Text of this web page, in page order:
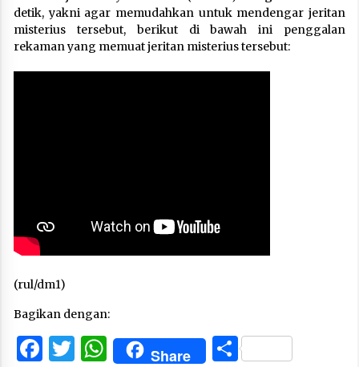
detik, yakni agar memudahkan untuk mendengar jeritan
misterius tersebut, berikut di bawah ini penggalan
rekaman yang memuat jeritan misterius tersebut:
(rul/dm1)
Bagikan dengan:
Facebook
Twitter
WhatsApp
Share Share